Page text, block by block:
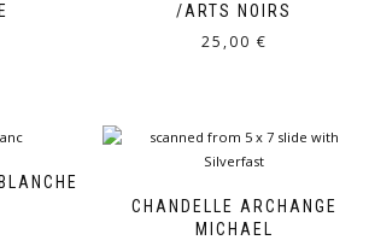
/ARTS NOIRS
25,00 €
CHANDELLE ARCHANGE
MICHAEL